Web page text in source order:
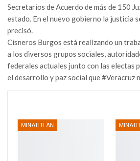
Secretarios de Acuerdo de más de 150
estado. En el nuevo gobierno la justicia
precisó.
Cisneros Burgos está realizando un
a los diversos grupos sociales,
federales actuales junto con las electas
el desarrollo y paz social que #Veracruz
MINATITLAN